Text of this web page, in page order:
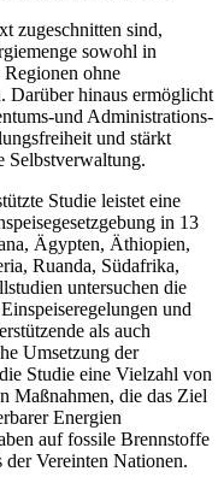
zugeschnitten sind,
sowohl in
Regionen ohne
Darüber hinaus ermöglicht
und Administrations-
und stärkt
Selbstverwaltung.
Studie leistet eine
in 13
Ägypten, Äthiopien,
Ruanda, Südafrika,
untersuchen die
und
als auch
Umsetzung der
Studie eine Vielzahl von
Maßnahmen, die das Ziel
Energien
auf fossile Brennstoffe
Vereinten Nationen.